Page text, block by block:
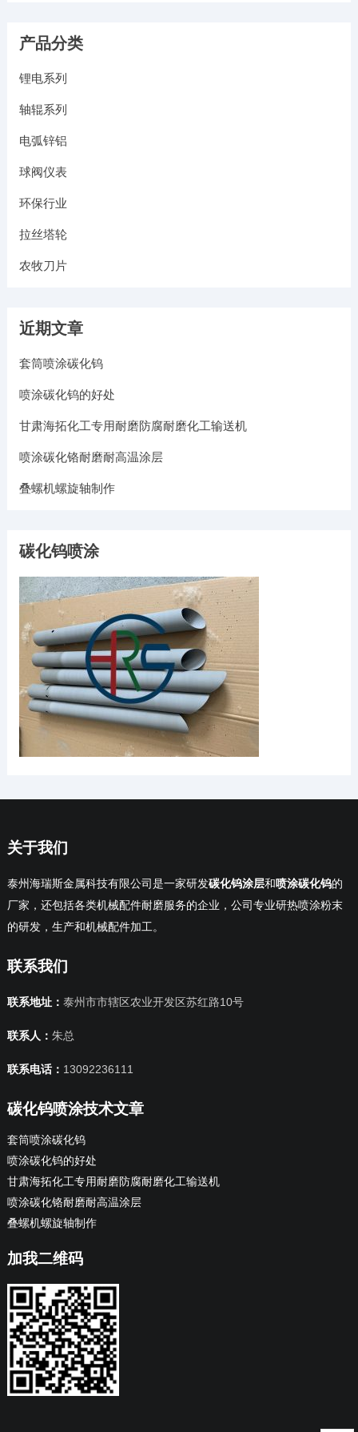
产品分类
锂电系列
轴辊系列
电弧锌铝
球阀仪表
环保行业
拉丝塔轮
农牧刀片
近期文章
套筒喷涂碳化钨
喷涂碳化钨的好处
甘肃海拓化工专用耐磨防腐耐磨化工输送机
喷涂碳化铬耐磨耐高温涂层
叠螺机螺旋轴制作
碳化钨喷涂
关于我们
泰州海瑞斯金属科技有限公司是一家研发碳化钨涂层和喷涂碳化钨的
厂家，还包括各类机械配件耐磨服务的企业，公司专业研热喷涂粉末
的研发，生产和机械配件加工。
联系我们
联系地址： 泰州市市辖区农业开发区苏红路10号
联系人： 朱总
联系电话： 13092236111
碳化钨喷涂技术文章
套筒喷涂碳化钨
喷涂碳化钨的好处
甘肃海拓化工专用耐磨防腐耐磨化工输送机
喷涂碳化铬耐磨耐高温涂层
叠螺机螺旋轴制作
加我二维码